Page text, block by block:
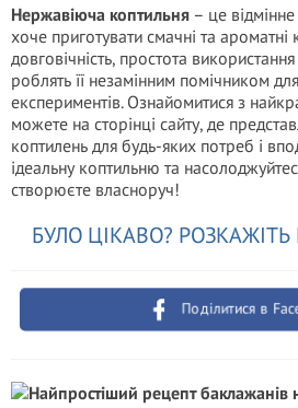
Нержавіюча коптильня – це
хоче приготувати смачні та ароматні
довговічність, простота
роблять її незамінним помічником
експериментів. Ознайомитися з
можете на сторінці сайту, де
коптилень для будь-яких потреб і
ідеальну коптильню та
створюєте власноруч!
БУЛО ЦІКАВО?
Поділитися в